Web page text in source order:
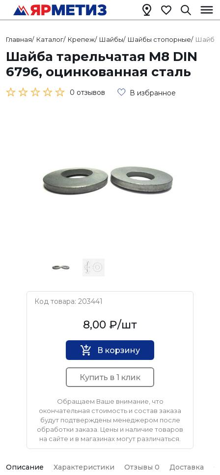
Главная/ Каталог/ Крепеж/ Шайбы/ Шайбы стопорные/ Шайба
Шайба тарельчатая М8 DIN
6796, оцинкованная сталь
0 отзывов В избранное
Код товара: 203441
8,00 ₽/шт
В корзину
Купить в 1 клик
Обращаем Ваше внимание, что
окончательная стоимость и состав заказа
будут подтверждены менеджером после
обработки заказа. Цены и наличие товаров
на сайте и в магазинах могут различаться.
Описание Характеристики Отзывы 0 Доставка